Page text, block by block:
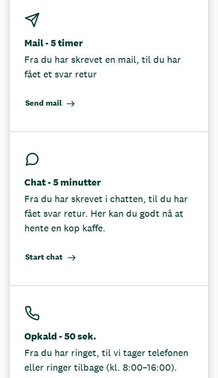
Mail - 5 timer
Fra du har skrevet en mail, til du har
fået et svar retur
Send mail
Chat - 5 minutter
Fra du har skrevet i chatten, til du har
fået svar retur. Her kan du godt nå at
hente en kop kaffe.
Start chat
Opkald - 50 sek.
Fra du har ringet, til vi tager telefonen
eller ringer tilbage (kl. 8:00–16:00).